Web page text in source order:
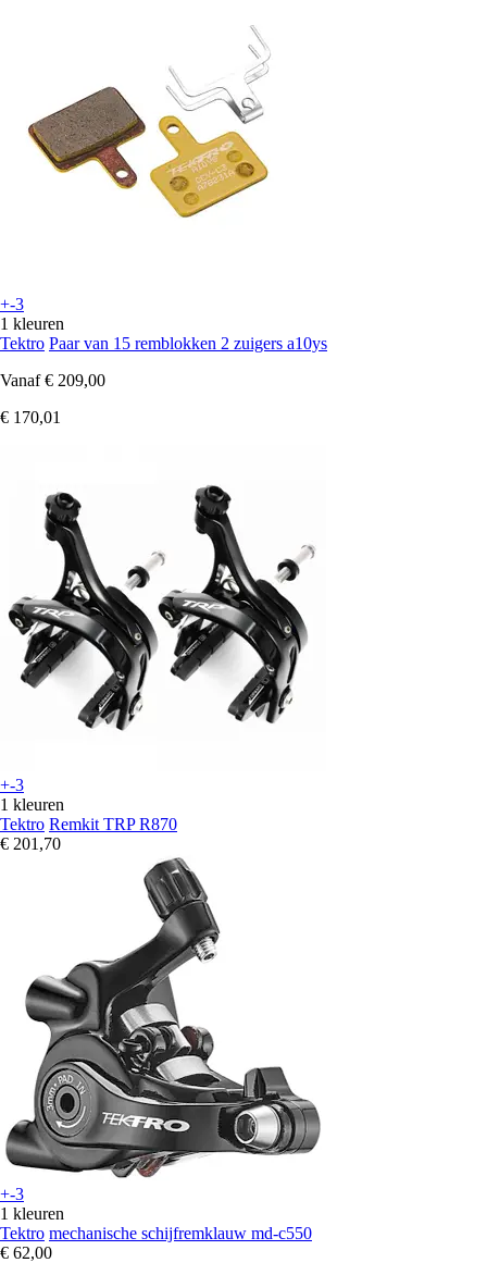
+-3
1 kleuren
Tektro Paar van 15 remblokken 2 zuigers a10ys
Vanaf € 209,00
€ 170,01
+-3
1 kleuren
Tektro Remkit TRP R870
€ 201,70
+-3
1 kleuren
Tektro mechanische schijfremklauw md-c550
€ 62,00